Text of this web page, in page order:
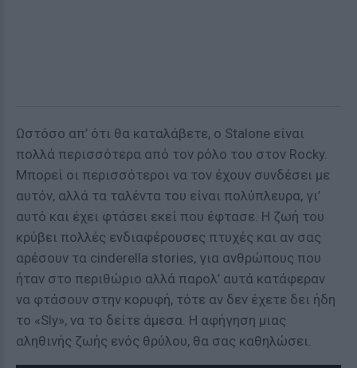
Ωστόσο απ’ ότι θα καταλάβετε, ο Stalone είναι
πολλά περισσότερα από τον ρόλο του στον Rocky.
Μπορεί οι περισσότεροι να τον έχουν συνδέσει με
αυτόν, αλλά τα ταλέντα του είναι πολύπλευρα, γι’
αυτό και έχει φτάσει εκεί που έφτασε. Η ζωή του
κρύβει πολλές ενδιαφέρουσες πτυχές και αν σας
αρέσουν τα cinderella stories, για ανθρώπους που
ήταν στο περιθώριο αλλά παρολ’ αυτά κατάφεραν
να φτάσουν στην κορυφή, τότε αν δεν έχετε δει ήδη
το «Sly», να το δείτε άμεσα. Η αφήγηση μιας
αληθινής ζωής ενός θρύλου, θα σας καθηλώσει.